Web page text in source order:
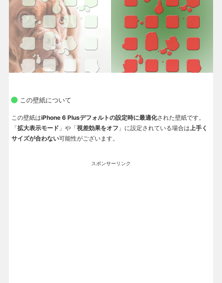
この壁紙について
この壁紙はiPhone 6 Plusデフォルトの設定時に最適化された壁紙です。
「拡大表示モード 」や「視差効果をオフ 」に設定されている場合は 上手く
サイズが合わない可能性がございます。
スポンサーリンク